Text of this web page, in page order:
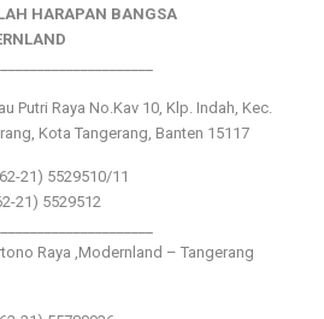
HARAPAN BANGSA
Putri Raya No.Kav 10, Klp. Indah, Kec.
Kota Tangerang, Banten 15117
21) 5529510/11
21) 5529512
Raya ,Modernland – Tangerang